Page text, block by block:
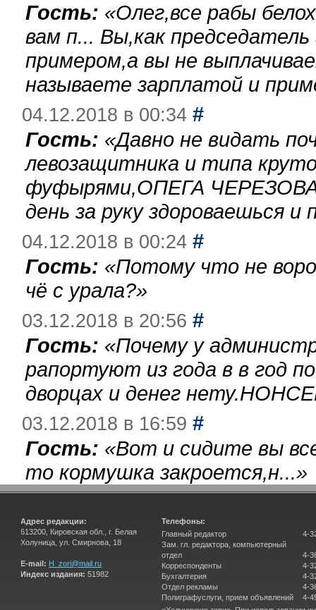
Гость: «Олег,все рабы
вам п... Вы,как
примером,а вы не
называете зарплатой и
04.12.2018 в 00:34 #
Гость: «Давно не видать
левозащитника и типа
фуфырями,ОПЕГА
день за руку здороваешься
04.12.2018 в 00:24 #
Гость: «Потому что не
чё с урала?»
03.12.2018 в 20:56 #
Гость: «Почему у
рапортуют из года в в год
дворцах и денег
03.12.2018 в 16:59 #
Гость: «Вот и сидите вы
то кормушка закроется,н...»
Адрес редакции:
613200, Кировская обл., г. Белая
Холуница, ул. Смирнова, 18
E-mail: H_zori@mail.ru
Индекс издания: 51982
Телефоны:
Главный редактор
Зам. гл. редактора, компьютерный
отдел
Корреспонденты
Бухгалтерия
Отдел рекламы
Полиграфуслуги, прием объявлений
4-
4-
4-
4-
4-
4-